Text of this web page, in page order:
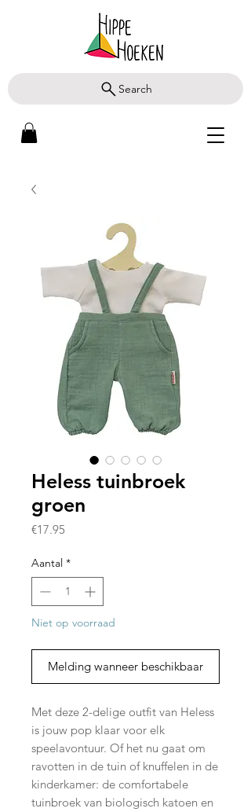
Search
Heless tuinbroek
groen
€17.95
Aantal *
Niet op voorraad
Melding wanneer beschikbaar
Met deze 2-delige outfit van Heless
is jouw pop klaar voor elk
speelavontuur. Of het nu gaat om
ravotten in de tuin of knuffelen in de
kinderkamer: de comfortabele
tuinbroek van biologisch katoen en